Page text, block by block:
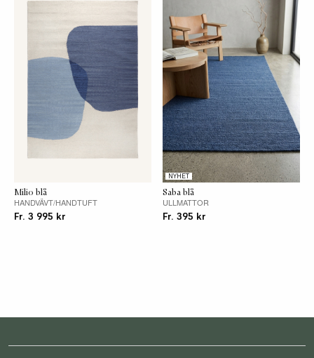
ett jämnt slitage är det bra att regelbundet
vrida mattan.
Avvikelser
Textil är ett levande material, speciellt
handgjorda produkter i naturmaterial påverkas,
bl a av temperaturskillnader. Avvikelser upp till
+-5 % kan förekomma på storlek, färg och
mönster.
Milio blå
HANDVÄVT/HANDTUFT
Fr. 3 995 kr
NYHET
Saba blå
ULLMATTOR
Fr. 395 kr